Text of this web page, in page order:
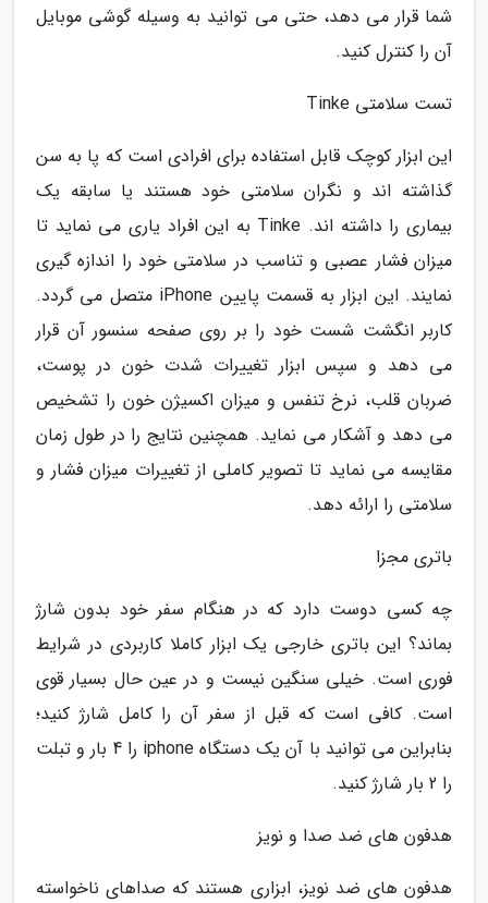
شما قرار می دهد، حتی می توانید به وسیله گوشی موبایل
آن را کنترل کنید.
تست سلامتی Tinke
این ابزار کوچک قابل استفاده برای افرادی است که پا به سن
گذاشته اند و نگران سلامتی خود هستند یا سابقه یک
بیماری را داشته اند. Tinke به این افراد یاری می نماید تا
میزان فشار عصبی و تناسب در سلامتی خود را اندازه گیری
نمایند. این ابزار به قسمت پایین iPhone متصل می گردد.
کاربر انگشت شست خود را بر روی صفحه سنسور آن قرار
می دهد و سپس ابزار تغییرات شدت خون در پوست،
ضربان قلب، نرخ تنفس و میزان اکسیژن خون را تشخیص
می دهد و آشکار می نماید. همچنین نتایج را در طول زمان
مقایسه می نماید تا تصویر کاملی از تغییرات میزان فشار و
سلامتی را ارائه دهد.
باتری مجزا
چه کسی دوست دارد که در هنگام سفر خود بدون شارژ
بماند؟ این باتری خارجی یک ابزار کاملا کاربردی در شرایط
فوری است. خیلی سنگین نیست و در عین حال بسیار قوی
است. کافی است که قبل از سفر آن را کامل شارژ کنید؛
بنابراین می توانید با آن یک دستگاه iphone را 4 بار و تبلت
را 2 بار شارژ کنید.
هدفون های ضد صدا و نویز
هدفون های ضد نویز، ابزاری هستند که صداهای ناخواسته